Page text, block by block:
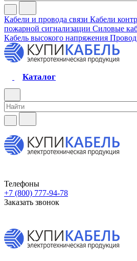
Кабели и провода связи Кабели
пожарной сигнализации Силовые
Кабель высокого напряжения
Каталог
Телефоны
+7 (800) 777-94-78
Заказать звонок